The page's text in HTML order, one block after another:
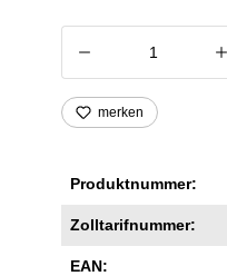
Produkt
merken
Produktnummer:
Zolltarifnummer:
EAN: